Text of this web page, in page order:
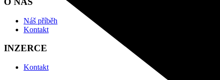
Náš příběh
Kontakt
INZERCE
Kontakt